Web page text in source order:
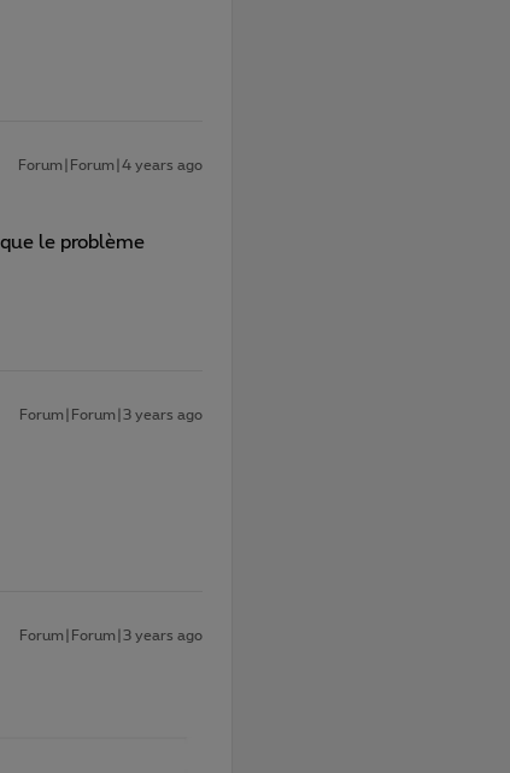
Forum|Forum|4 years ago
le problème
Forum|Forum|3 years ago
Forum|Forum|3 years ago